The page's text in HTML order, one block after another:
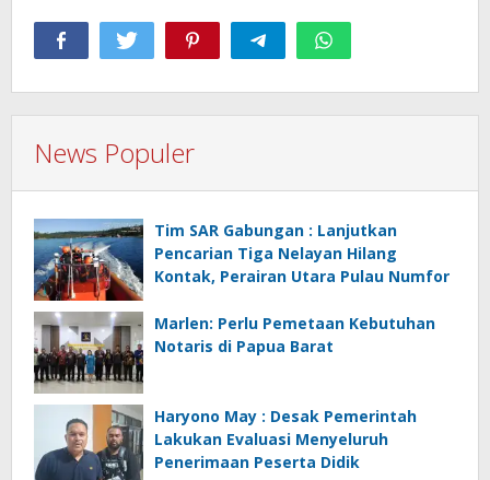
News Populer
Tim SAR Gabungan : Lanjutkan
Pencarian Tiga Nelayan Hilang
Kontak, Perairan Utara Pulau Numfor
Marlen: Perlu Pemetaan Kebutuhan
Notaris di Papua Barat
Haryono May : Desak Pemerintah
Lakukan Evaluasi Menyeluruh
Penerimaan Peserta Didik